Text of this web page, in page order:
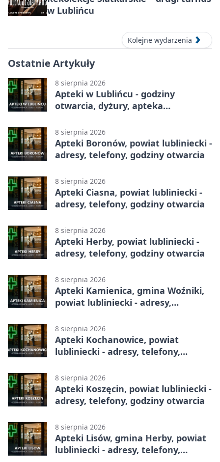
w Lublińcu
Kolejne wydarzenia
Ostatnie Artykuły
8 sierpnia 2026
Apteki w Lublińcu - godziny
otwarcia, dyżury, apteka
8 sierpnia 2026
Apteki Boronów, powiat lubliniecki -
adresy, telefony, godziny otwarcia
8 sierpnia 2026
Apteki Ciasna, powiat lubliniecki -
adresy, telefony, godziny otwarcia
8 sierpnia 2026
Apteki Herby, powiat lubliniecki -
adresy, telefony, godziny otwarcia
8 sierpnia 2026
Apteki Kamienica, gmina Woźniki,
powiat lubliniecki - adresy,
8 sierpnia 2026
Apteki Kochanowice, powiat
lubliniecki - adresy, telefony,
8 sierpnia 2026
Apteki Koszęcin, powiat lubliniecki -
adresy, telefony, godziny otwarcia
8 sierpnia 2026
Apteki Lisów, gmina Herby, powiat
lubliniecki - adresy, telefony,